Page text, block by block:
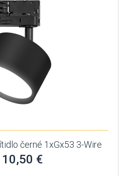
černé 1xGx53 3-Wire
€